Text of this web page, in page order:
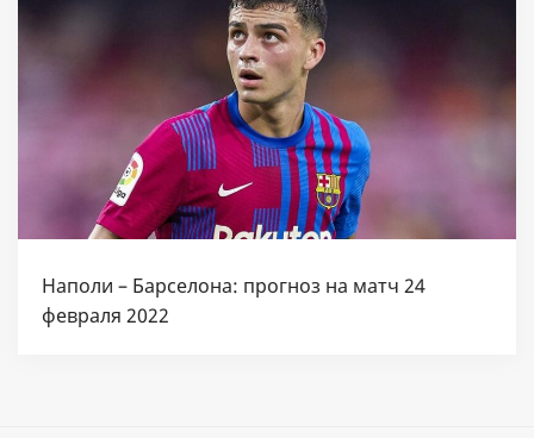
Наполи – Барселона: прогноз на матч 24
февраля 2022